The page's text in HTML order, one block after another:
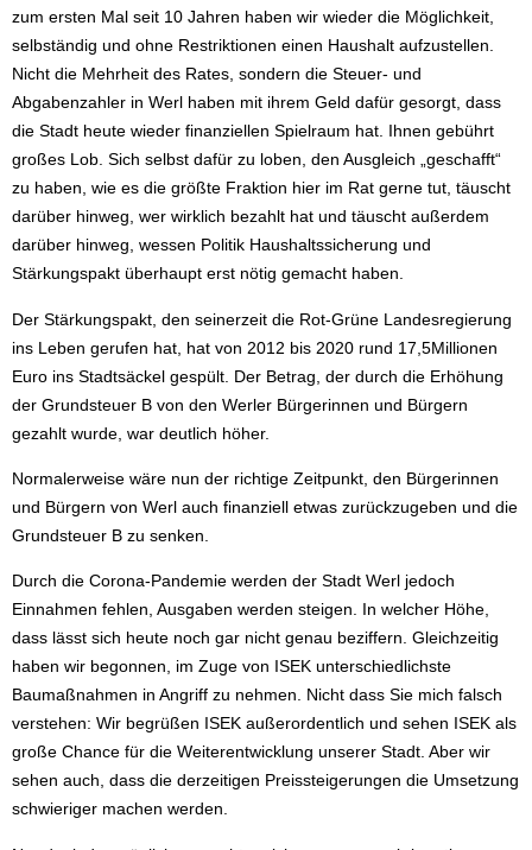
zum ersten Mal seit 10 Jahren haben wir wieder die Möglichkeit,
selbständig und ohne Restriktionen einen Haushalt aufzustellen.
Nicht die Mehrheit des Rates, sondern die Steuer- und
Abgabenzahler in Werl haben mit ihrem Geld dafür gesorgt, dass
die Stadt heute wieder finanziellen Spielraum hat. Ihnen gebührt
großes Lob. Sich selbst dafür zu loben, den Ausgleich „geschafft“
zu haben, wie es die größte Fraktion hier im Rat gerne tut, täuscht
darüber hinweg, wer wirklich bezahlt hat und täuscht außerdem
darüber hinweg, wessen Politik Haushaltssicherung und
Stärkungspakt überhaupt erst nötig gemacht haben.
Der Stärkungspakt, den seinerzeit die Rot-Grüne Landesregierung
ins Leben gerufen hat, hat von 2012 bis 2020 rund 17,5Millionen
Euro ins Stadtsäckel gespült. Der Betrag, der durch die Erhöhung
der Grundsteuer B von den Werler Bürgerinnen und Bürgern
gezahlt wurde, war deutlich höher.
Normalerweise wäre nun der richtige Zeitpunkt, den Bürgerinnen
und Bürgern von Werl auch finanziell etwas zurückzugeben und die
Grundsteuer B zu senken.
Durch die Corona-Pandemie werden der Stadt Werl jedoch
Einnahmen fehlen, Ausgaben werden steigen. In welcher Höhe,
dass lässt sich heute noch gar nicht genau beziffern. Gleichzeitig
haben wir begonnen, im Zuge von ISEK unterschiedlichste
Baumaßnahmen in Angriff zu nehmen. Nicht dass Sie mich falsch
verstehen: Wir begrüßen ISEK außerordentlich und sehen ISEK als
große Chance für die Weiterentwicklung unserer Stadt. Aber wir
sehen auch, dass die derzeitigen Preissteigerungen die Umsetzung
schwieriger machen werden.